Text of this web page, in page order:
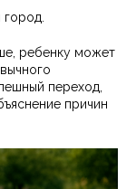
город.
ребенку может
переход,
причин